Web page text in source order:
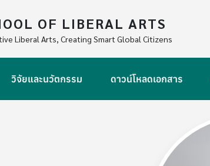
OF LIBERAL ARTS
Liberal Arts, Creating Smart Global Citizens
วิจัยและนวัตกรรม ดาวน์โหลดเอกสาร